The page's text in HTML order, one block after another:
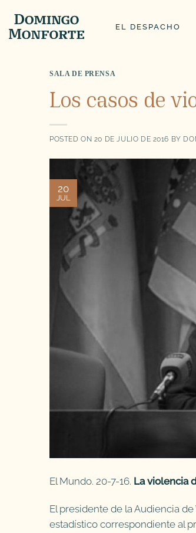
contenido
EL DESPACHO
SALA DE PRENSA
Los casos de
POSTED ON 20 DE JULIO DE 2016 BY
20
JUL
El Mundo. 20-7-16. La violencia
El presidente de la Audiencia de
estadístico correspondiente al